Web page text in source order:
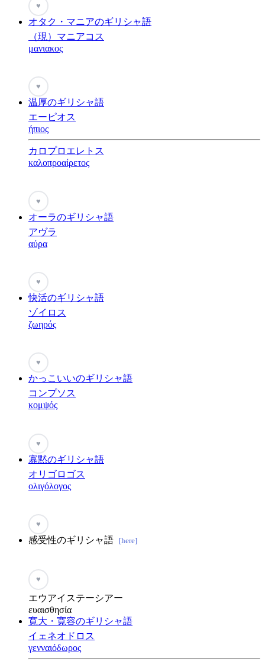
♥
オタク・マニアのギリシャ語
（現）マニアコス
μανιακος
♥
温厚のギリシャ語
エーピオス
ήπιος
カロプロエレトス
καλοπροαίρετος
♥
オーラのギリシャ語
アヴラ
αύρα
♥
快活のギリシャ語
ゾイロス
ζωηρός
♥
かっこいいのギリシャ語
コンプソス
κομψός
♥
寡黙のギリシャ語
オリゴロゴス
ολιγόλογος
♥
感受性のギリシャ語 [here]
♥
エウアイステーシアー
ευαισθησία
寛大・寛容のギリシャ語
イェネオドロス
γενναιόδωρος